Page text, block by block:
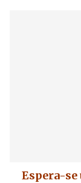
Espera-